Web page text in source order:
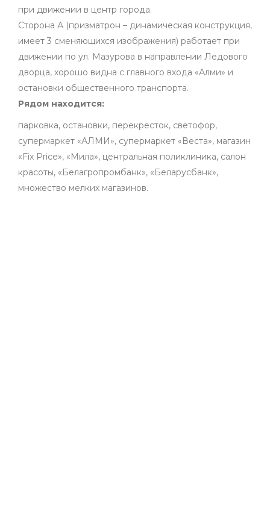
при движении в центр города.
Сторона А (призматрон – динамическая конструкция,
имеет 3 сменяющихся изображения) работает при
движении по ул. Мазурова в направлении Ледового
дворца, хорошо видна с главного входа «Алми» и
остановки общественного транспорта.
Рядом находится:
парковка, остановки, перекресток, светофор,
супермаркет «АЛМИ», супермаркет «Веста», магазин
«Fix Price», «Мила», центральная поликлиника, салон
красоты, «Белагропромбанк», «Беларусбанк»,
множество мелких магазинов.